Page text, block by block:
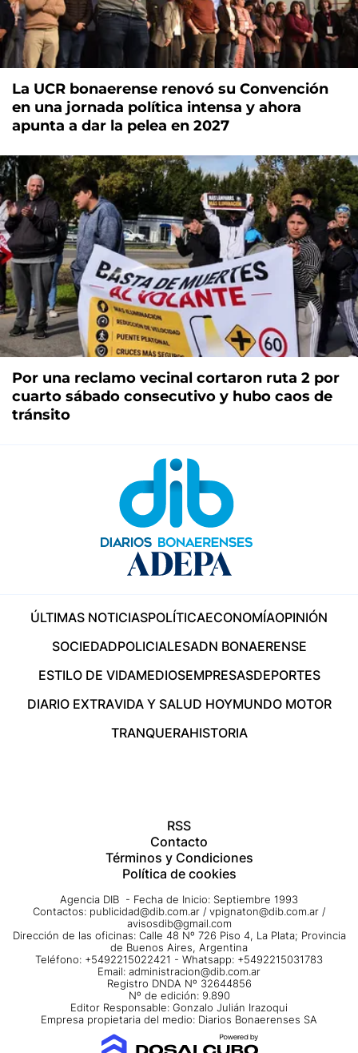
La UCR bonaerense renovó su Convención
en una jornada política intensa y ahora
apunta a dar la pelea en 2027
Por una reclamo vecinal cortaron ruta 2 por
cuarto sábado consecutivo y hubo caos de
tránsito
ÚLTIMAS NOTICIASPOLÍTICAECONOMÍAOPINIÓN
SOCIEDADPOLICIALESADN BONAERENSE
ESTILO DE VIDAMEDIOSEMPRESASDEPORTES
DIARIO EXTRAVIDA Y SALUD HOYMUNDO MOTOR
TRANQUERAHISTORIA
RSS
Contacto
Términos y Condiciones
Política de cookies
Agencia DIB - Fecha de Inicio: Septiembre 1993
Contactos: publicidad@dib.com.ar / vpignaton@dib.com.ar /
avisosdib@gmail.com
Dirección de las oficinas: Calle 48 Nº 726 Piso 4, La Plata; Provincia
de Buenos Aires, Argentina
Teléfono: +5492215022421 - Whatsapp: +5492215031783
Email: administracion@dib.com.ar
Registro DNDA Nº 32644856
Nº de edición: 9.890
Editor Responsable: Gonzalo Julián Irazoqui
Empresa propietaria del medio: Diarios Bonaerenses SA